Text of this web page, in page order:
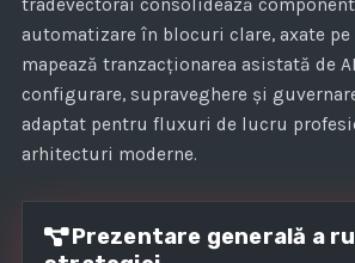
tradevectorai consolidează
automatizare în blocuri clare, axate pe
mapează tranzacționarea asistată de
configurare, supraveghere și
adaptat pentru fluxuri de lucru
arhitecturi moderne.
Prezentare generală a